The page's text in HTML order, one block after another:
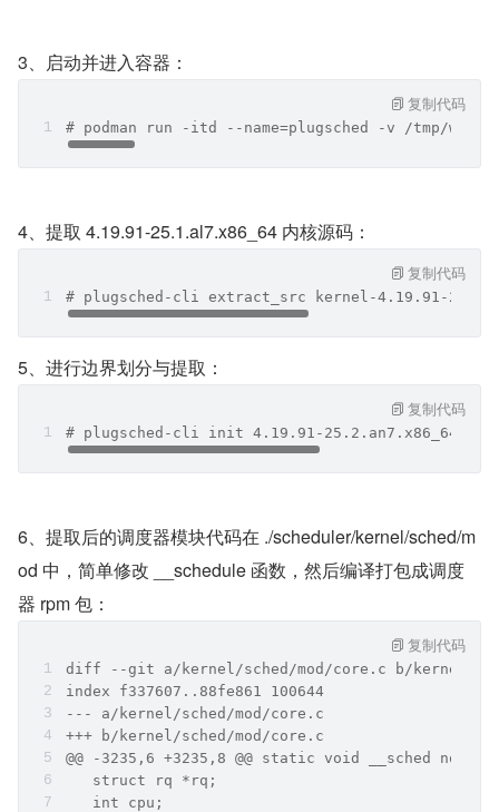
3、启动并进入容器：
# podman run -itd --name=plugsched -v /tmp/
复制代码
4、提取 4.19.91-25.1.al7.x86_64 内核源码：
# plugsched-cli extract_src kernel-4.19.91-
复制代码
5、进行边界划分与提取：
# plugsched-cli init 4.19.91-25.2.an7.x86_64 ./
复制代码
6、提取后的调度器模块代码在 ./scheduler/kernel/sched/m
od 中，简单修改 __schedule 函数，然后编译打包成调度
器 rpm 包：
diff --git a/kernel/sched/mod/core.c b/kernel/
index f337607..88fe861 100644
--- a/kernel/sched/mod/core.c
+++ b/kernel/sched/mod/core.c
@@ -3235,6 +3235,8 @@ static void __sched
   struct rq *rq;
   int cpu;
复制代码